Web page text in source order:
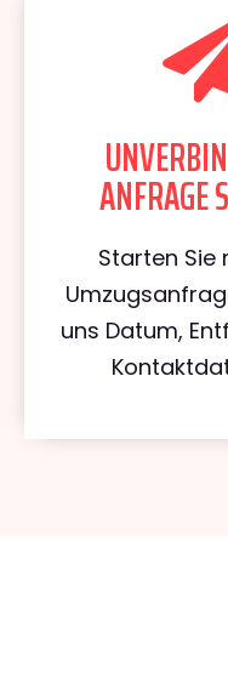
ANFRAGE
Starten Sie
uns Datum,